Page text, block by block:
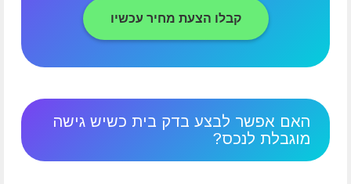
קבלו הצעת מחיר עכשיו
האם אפשר לבצע בדק בית כשיש גישה
מוגבלת לנכס?